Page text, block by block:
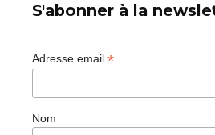
S'abonner à la
Adresse email *
Nom